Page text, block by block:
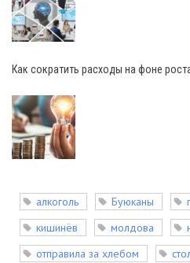
Как сократить расходы на фоне
алкоголь Буюканы
кишинёв
молдова
отправила за хлебом